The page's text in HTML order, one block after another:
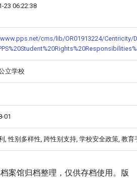
23 06:22:38
cms/lib/OR01913224/Centricity/
立学校
01
, 性别多样性, 跨性别支持, 学校安全政策, 教
案馆归档整理，仅供存档使用。版